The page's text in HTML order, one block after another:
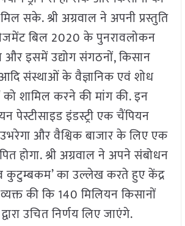
सके. श्री अग्रवाल ने अपनी प्रस्तुति
बिल 2020 के पुनरावलोकन
और इसमें उद्योग संगठनों, किसान
संस्थाओं के वैज्ञानिक एवं शोध
शामिल करने की मांग की. इन
पेस्टीसाइड इंडस्ट्री एक चैंपियन
और वैश्विक बाजार के लिए एक
होगा. श्री अग्रवाल ने अपने संबोधन
का उल्लेख करते हुए केंद्र
की कि 140 मिलियन किसानों
उचित निर्णय लिए जाएंगे.